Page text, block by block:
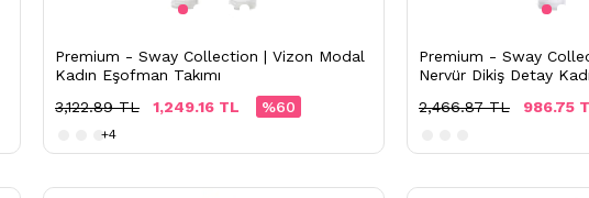
Premium - Sway Collection | Vizon Modal
Kadın Eşofman Takımı
%60
1,249.16 TL
3,122.89 TL
+4
Premium - Sway
Nervür Dikiş Detay
986.75
2,466.87 TL